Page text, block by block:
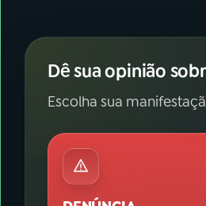
Dê sua opinião
Escolha sua